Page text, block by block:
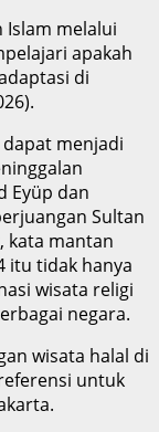
Islam melalui
apakah
di
menjadi
Eyüp dan
Sultan
kata mantan
itu tidak hanya
wisata religi
negara.
wisata halal di
untuk